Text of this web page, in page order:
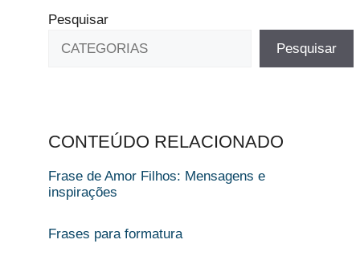
Pesquisar
Pesquisar
CONTEÚDO RELACIONADO
Frase de Amor Filhos​: Mensagens e
inspirações
Frases para formatura​